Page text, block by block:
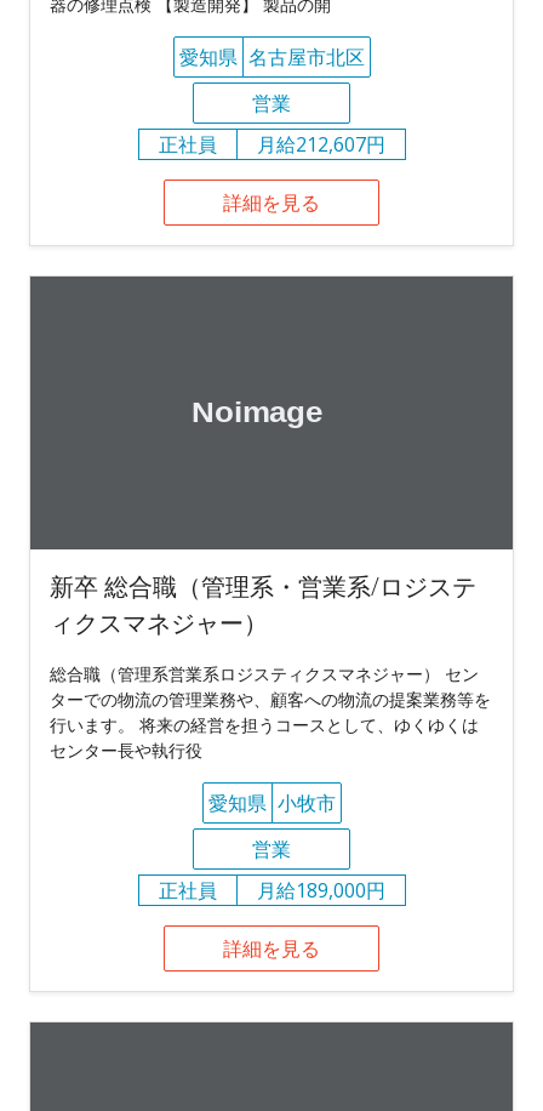
愛知県 名古屋市北区
営業
正社員
月給212,607円
詳細を見る
新卒 総合職（管理系・営業系/ロジステ
ィクスマネジャー）
総合職（管理系営業系ロジスティクスマネジャー） セン
ターでの物流の管理業務や、顧客への物流の提案業務等を
行います。 将来の経営を担うコースとして、ゆくゆくは
センター長や執行役
愛知県 小牧市
営業
正社員
月給189,000円
詳細を見る